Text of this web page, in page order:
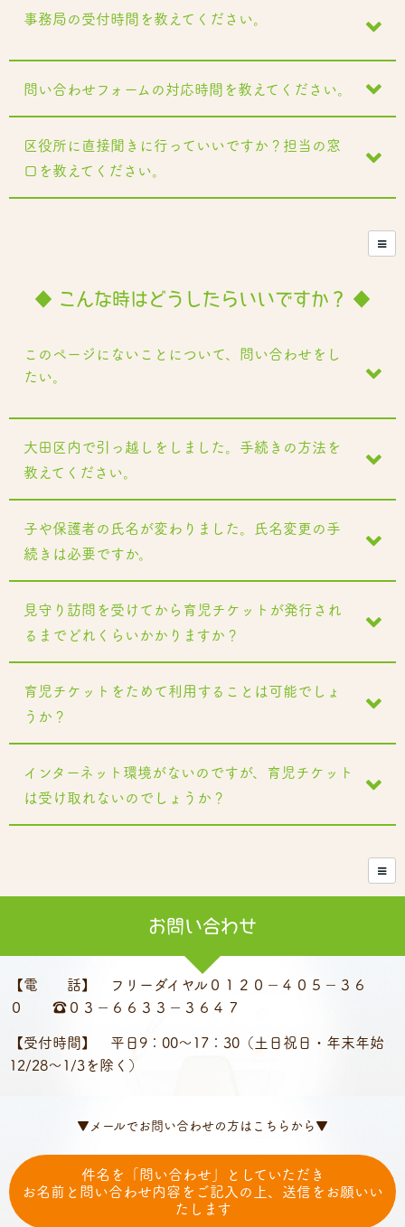
事務局の受付時間を教えてください。
問い合わせフォームの対応時間を教えてください。
区役所に直接聞きに行っていいですか？担当の窓
口を教えてください。
◆ こんな時はどうしたらいいですか？ ◆
このページにないことについて、問い合わせをし
たい。
大田区内で引っ越しをしました。手続きの方法を
教えてください。
子や保護者の氏名が変わりました。氏名変更の手
続きは必要ですか。
見守り訪問を受けてから育児チケットが発行され
るまでどれくらいかかりますか？
育児チケットをためて利用することは可能でしょ
うか？
インターネット環境がないのですが、育児チケット
は受け取れないのでしょうか？
お問い合わせ
【電 話】 フリーダイヤル０１２０－４０５－３６
０ ☎０３－６６３３－３６４７
【受付時間】 平日9：00～17：30 （土日祝日・年末年始
12/28～1/3を除く）
▼メールでお問い合わせの方はこちらから▼
件名を「問い合わせ」としていただき
お名前と問い合わせ内容をご記入の上、送信をお願いい
たします